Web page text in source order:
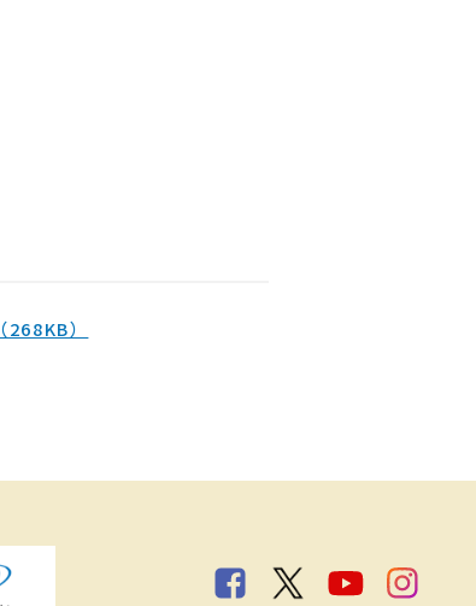
（268KB）